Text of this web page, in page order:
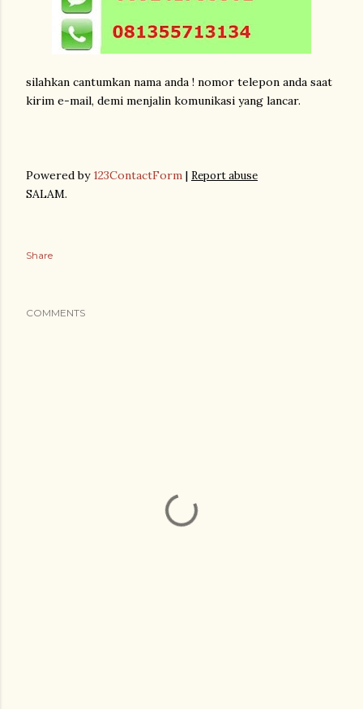
silahkan cantumkan nama anda ! nomor telepon anda saat
kirim e-mail, demi menjalin komunikasi yang lancar.
Powered by 123ContactForm | Report abuse
SALAM.
Share
COMMENTS